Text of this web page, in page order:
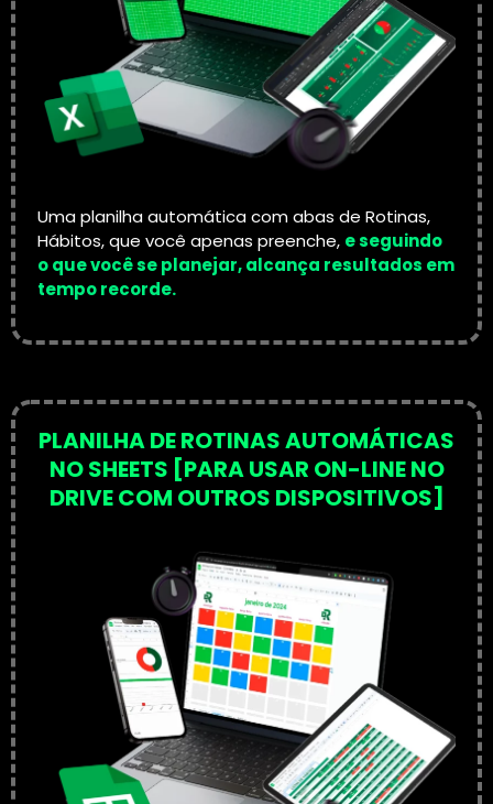
Uma planilha automática com abas de Rotinas,
Hábitos, que você apenas preenche, e seguindo
o que você se planejar, alcança resultados em
tempo recorde.
PLANILHA DE ROTINAS AUTOMÁTICAS
NO SHEETS [PARA USAR ON-LINE NO
DRIVE COM OUTROS DISPOSITIVOS]